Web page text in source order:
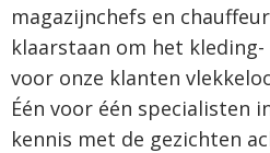
magazijnchefs en
klaarstaan om het
voor onze klanten
Één voor één specialisten
kennis met de gezichten